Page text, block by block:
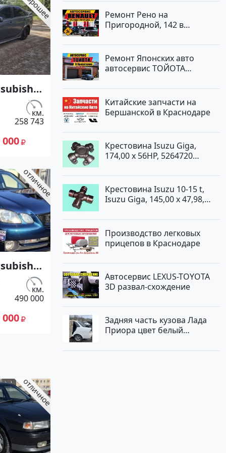
МКПП
цвет
по
км.
258 743
000
в
цвет
км.
490 000
000
Ремонт Рено на
Пригородной, 142 в
Ремонт Японских авто
автосервис ТОЙОТА
Китайские запчасти на
Бершанской в Краснодаре
Крестовина Isuzu Giga,
174,00 x 56HP, 5264720
Крестовина Isuzu 10-15 t,
Isuzu Giga, 145,00 x 47,98,
Производство легковых
прицепов в Краснодаре
Автосервис LEXUS-TOYOTA
3D развал-схождение
Задняя часть кузова Лада
Приора цвет белый